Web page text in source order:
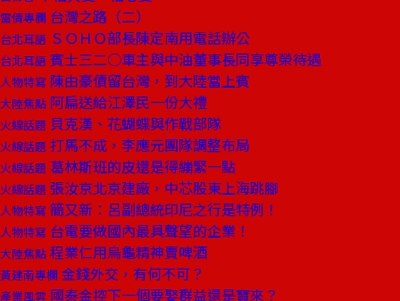
雷倩專欄 台灣之路（二）
台北耳語 ＳＯＨＯ部長陳定南用電話辦公
台北耳語 賓士三二○車主與中油董事長同享尊榮待遇
人物特寫 陳由豪債留台灣，到大陸當上賓
大陸焦點 阿扁送給江澤民一份大禮
火線話題 貝克漢、花蝴蝶與作戰部隊
火線話題 打馬不成，李應元團隊調整布局
火線話題 葛林斯班的皮還是得繃緊一點
火線話題 張汝京北京建廠，中芯股東上海跳腳
人物特寫 簡又新：呂副總統印尼之行是特例！
人物特寫 台電要做國內最具聲望的企業！
大陸焦點 程業仁用烏龜精神賣啤酒
黃建南專欄 金錢外交，有何不可？
產業風雲 國泰金控下一個要娶群益還是寶來？